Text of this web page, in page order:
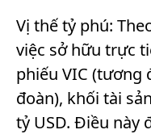
Vị thế tỷ phú:
việc sở hữu trực
phiếu VIC (tương
đoàn), khối tài
tỷ USD. Điều này